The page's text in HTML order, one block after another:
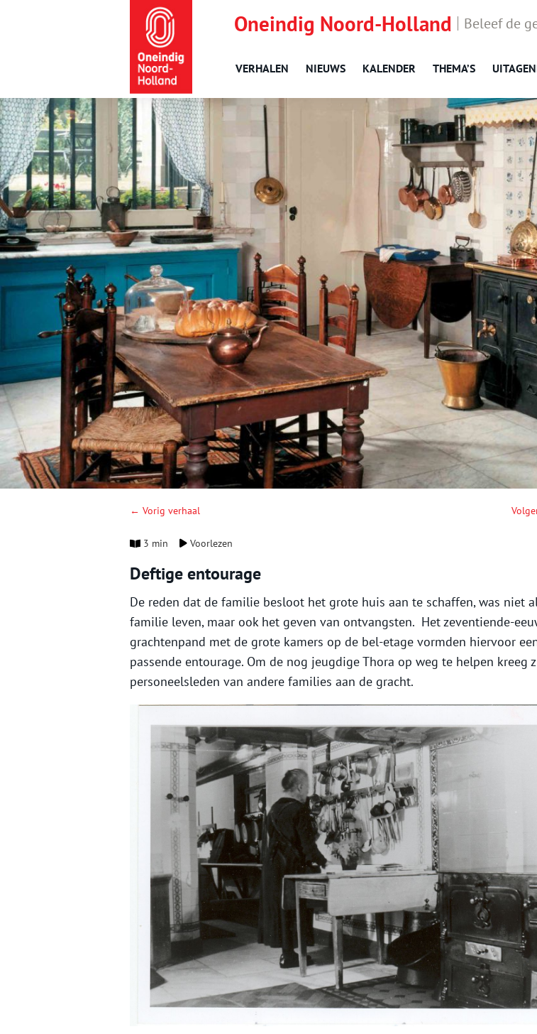
Oneindig Noord-Holland Beleef de
VERHALEN NIEUWS KALENDER THEMA’S
← Vorig verhaal
3 min Voorlezen
Deftige entourage
De reden dat de familie besloot het grote huis aan te schaffen, was niet
familie leven, maar ook het geven van ontvangsten. Het zeventiende-
grachtenpand met de grote kamers op de bel-etage vormden hiervoor
passende entourage. Om de nog jeugdige Thora op weg te helpen kreeg
personeelsleden van andere families aan de gracht.